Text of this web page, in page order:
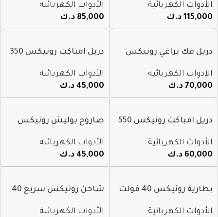
2000 نيوتن موديل 8937
الأدوات الكهربائية
115,000 د.ك
1350 نيوتن موديل 8675
الأدوات الكهربائية
85,000 د.ك
دريل فك براغي رونيكس
نيوتن موديل 8675
الأدوات الكهربائية
70,000 د.ك
دريل امباكت رونيكس 350
الأدوات الكهربائية
45,000 د.ك
دريل امباكت رونيكس 550
الأدوات الكهربائية
60,000 د.ك
صاروخ بوليش رونيكس
الأدوات الكهربائية
45,000 د.ك
بطارية رونيكس 40 فولت
الأدوات الكهربائية
شاحن رونيكس سريع 40
الأدوات الكهربائية